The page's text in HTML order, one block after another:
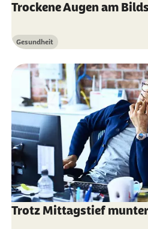
Trockene Augen am
Kategorie
Gesundheit
Trotz Mittagstief